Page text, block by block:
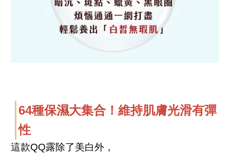
64種保濕大集合！維持肌膚光滑有彈
性
這款QQ露除了美白外，